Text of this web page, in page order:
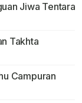
Jiwa Tentara
Takhta
Campuran